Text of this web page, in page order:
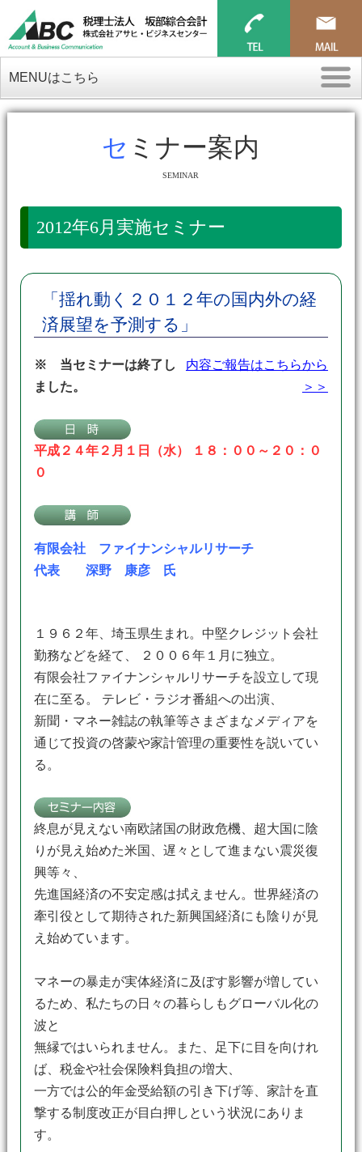
MENUはこちら
セミナー案内
SEMINAR
2012年6月実施セミナー
「揺れ動く２０１２年の国内外の経
済展望を予測する」
※ 当セミナーは終了し
ました。
内容ご報告はこちらから
＞＞
平成２４年２月１日（水） １８：００～２０：０
０
有限会社 ファイナンシャルリサーチ
代表 深野 康彦 氏
１９６２年、埼玉県生まれ。中堅クレジット会社
勤務などを経て、 ２００６年１月に独立。
有限会社ファイナンシャルリサーチを設立して現
在に至る。 テレビ・ラジオ番組への出演、
新聞・マネー雑誌の執筆等さまざまなメディアを
通じて投資の啓蒙や家計管理の重要性を説いてい
る。
終息が見えない南欧諸国の財政危機、超大国に陰
りが見え始めた米国、遅々として進まない震災復
興等々、
先進国経済の不安定感は拭えません。世界経済の
牽引役として期待された新興国経済にも陰りが見
え始めています。
マネーの暴走が実体経済に及ぼす影響が増してい
るため、私たちの日々の暮らしもグローバル化の
波と
無縁ではいられません。また、足下に目を向けれ
ば、税金や社会保険料負担の増大、
一方では公的年金受給額の引き下げ等、家計を直
撃する制度改正が目白押しという状況にありま
す。